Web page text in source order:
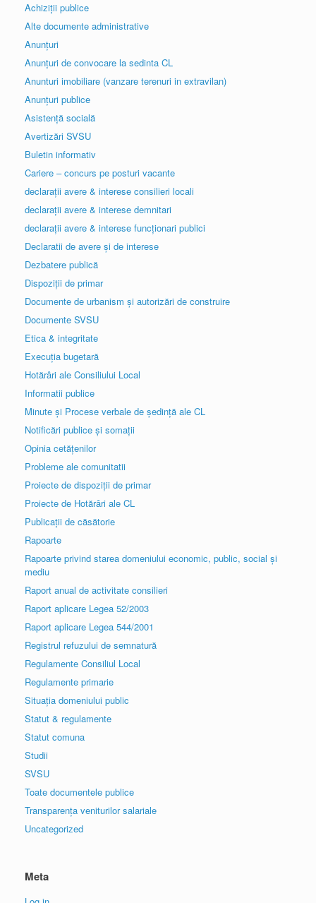
Achiziții publice
Alte documente administrative
Anunțuri
Anunțuri de convocare la sedinta CL
Anunturi imobiliare (vanzare terenuri in extravilan)
Anunțuri publice
Asistență socială
Avertizări SVSU
Buletin informativ
Cariere – concurs pe posturi vacante
declarații avere & interese consilieri locali
declarații avere & interese demnitari
declarații avere & interese funcționari publici
Declaratii de avere și de interese
Dezbatere publică
Dispoziții de primar
Documente de urbanism și autorizări de construire
Documente SVSU
Etica & integritate
Execuția bugetară
Hotărâri ale Consiliului Local
Informatii publice
Minute și Procese verbale de ședință ale CL
Notificări publice și somații
Opinia cetățenilor
Probleme ale comunitatii
Proiecte de dispoziții de primar
Proiecte de Hotărâri ale CL
Publicații de căsătorie
Rapoarte
Rapoarte privind starea domeniului economic, public, social și
mediu
Raport anual de activitate consilieri
Raport aplicare Legea 52/2003
Raport aplicare Legea 544/2001
Registrul refuzului de semnatură
Regulamente Consiliul Local
Regulamente primarie
Situația domeniului public
Statut & regulamente
Statut comuna
Studii
SVSU
Toate documentele publice
Transparența veniturilor salariale
Uncategorized
Meta